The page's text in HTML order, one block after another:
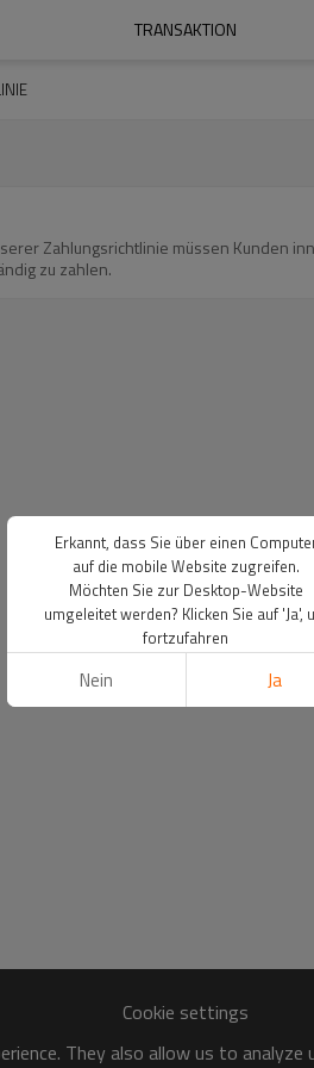
TRANSAKTION
Zahlungsrichtlinie müssen Kunden
zu zahlen.
Cookie settings
They also allow us to
Erkannt, dass Sie über einen
auf die mobile Website zugreifen.
Möchten Sie zur Desktop-Website
umgeleitet werden? Klicken Sie auf 'Ja',
fortzufahren
Nein Ja